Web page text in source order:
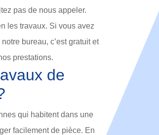
pas de nous appeler.
les travaux. Si vous avez
bureau, c’est gratuit et
prestations.
de
qui habitent dans une
facilement de pièce. En